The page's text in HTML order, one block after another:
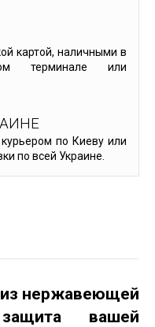
картой, наличными в
терминале или
по Киеву или
по всей Украине.
нержавеющей
вашей